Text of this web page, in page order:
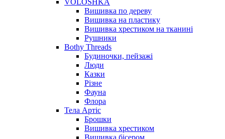
Вишивка по дереву
Вишивка на пластику
Вишивка хрестиком на тканині
Рушники
Bothy Threads
Будиночки, пейзажі
Люди
Казки
Різне
Фауна
Флора
Тела Артіс
Брошки
Вишивка хрестиком
Вишивка бісером